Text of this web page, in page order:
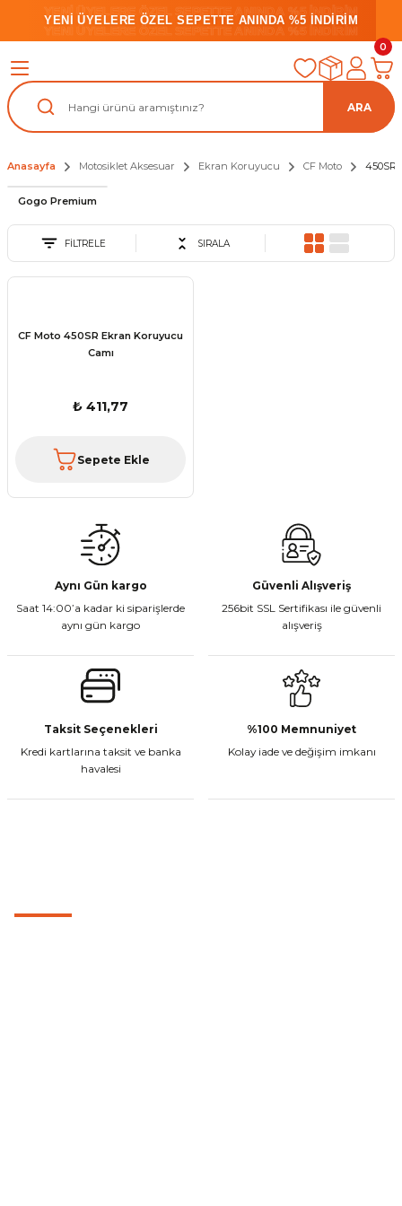
YENİ ÜYELERE ÖZEL SEPETTE ANINDA %5 İNDİRİM
YENİ ÜYELERE ÖZEL SEPETTE ANINDA %5 İNDİRİM
YENİ ÜYELERE ÖZEL SEPETTE ANINDA %5 İNDİRİM
ARA
0
Anasayfa Motosiklet Aksesuar Ekran Koruyucu CF Moto 450SR
Gogo Premium
FİLTRELE SIRALA
CF Moto 450SR Ekran Koruyucu
Camı
₺ 411,77
Sepete Ekle
Aynı Gün kargo
Saat 14:00’a kadar ki siparişlerde
aynı gün kargo
Güvenli Alışveriş
256bit SSL Sertifikası ile güvenli
alışveriş
Taksit Seçenekleri
Kredi kartlarına taksit ve banka
havalesi
%100 Memnuniyet
Kolay iade ve değişim imkanı